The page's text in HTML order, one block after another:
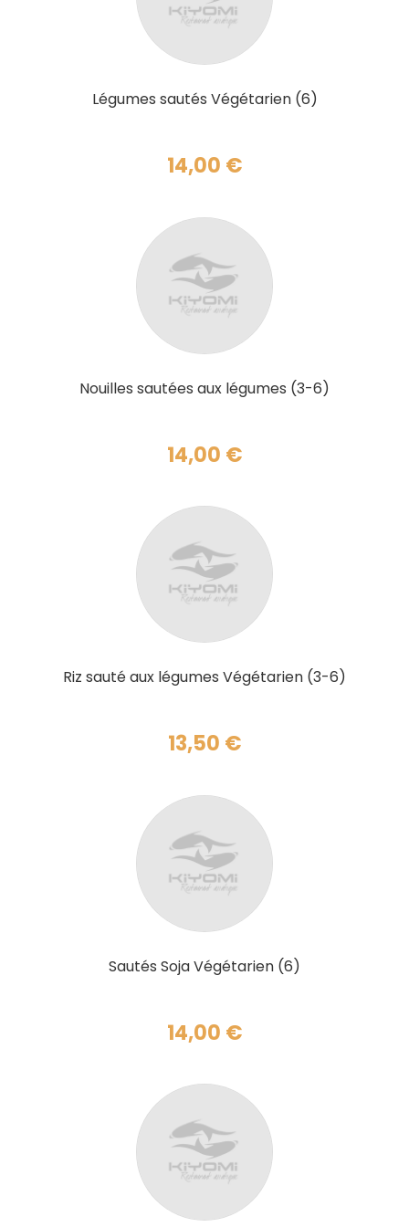
Légumes sautés Végétarien (6)
14,00 €
Nouilles sautées aux légumes (3-6)
14,00 €
Riz sauté aux légumes Végétarien (3-6)
13,50 €
Sautés Soja Végétarien (6)
14,00 €